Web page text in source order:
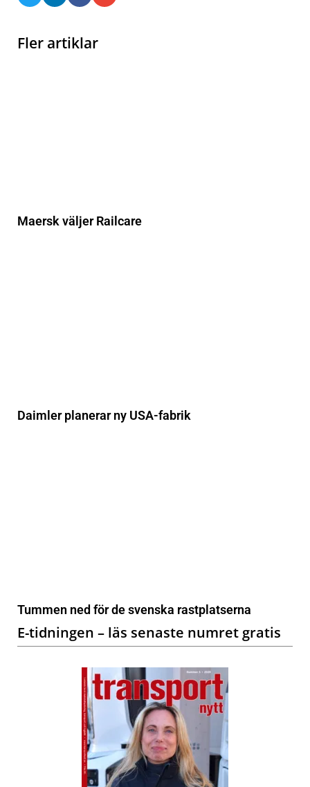
Fler artiklar
Maersk väljer Railcare
Daimler planerar ny USA-fabrik
Tummen ned för de svenska rastplatserna
E-tidningen – läs senaste numret gratis